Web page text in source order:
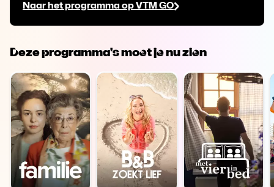
Naar het programma op VTM GO
camping Les 2 Lacs flink uitgebreid.
Deze programma's moet je nu zien